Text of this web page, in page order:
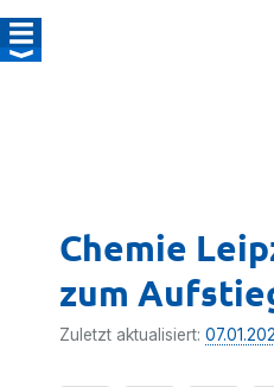
Chemie
zum
Zuletzt aktualisiert: